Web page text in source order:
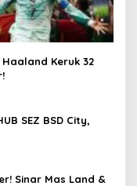
Haaland Keruk 32
SEZ BSD City,
Sinar Mas Land &